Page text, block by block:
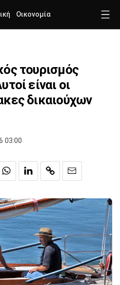
Οικονομία
τουρισμός
είναι οι
δικαιούχων
03:00